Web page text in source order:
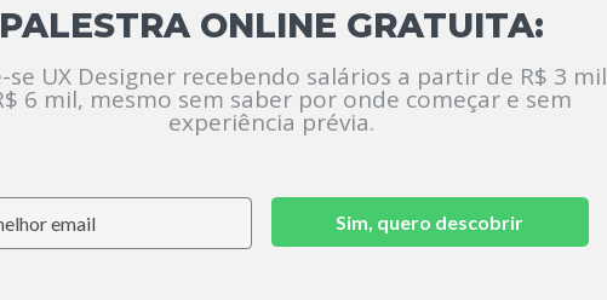
PALESTRA ONLINE GRATUITA:
se UX Designer recebendo salários a partir de R$ 3 mil
6 mil, mesmo sem saber por onde começar e sem
experiência prévia.
Sim, quero descobrir